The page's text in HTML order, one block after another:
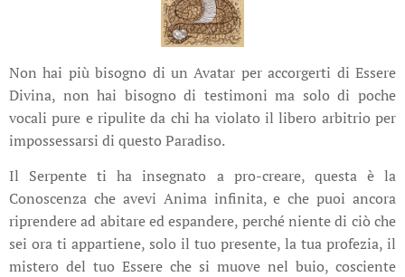
Non hai più bisogno di un Avatar per accorgerti di Essere
Divina, non hai bisogno di testimoni ma solo di poche
vocali pure e ripulite da chi ha violato il libero arbitrio per
impossessarsi di questo Paradiso.
Il Serpente ti ha insegnato a pro-creare, questa è la
Conoscenza che avevi Anima infinita, e che puoi ancora
riprendere ad abitare ed espandere, perché niente di ciò che
sei ora ti appartiene, solo il tuo presente, la tua profezia, il
mistero del tuo Essere che si muove nel buio, cosciente